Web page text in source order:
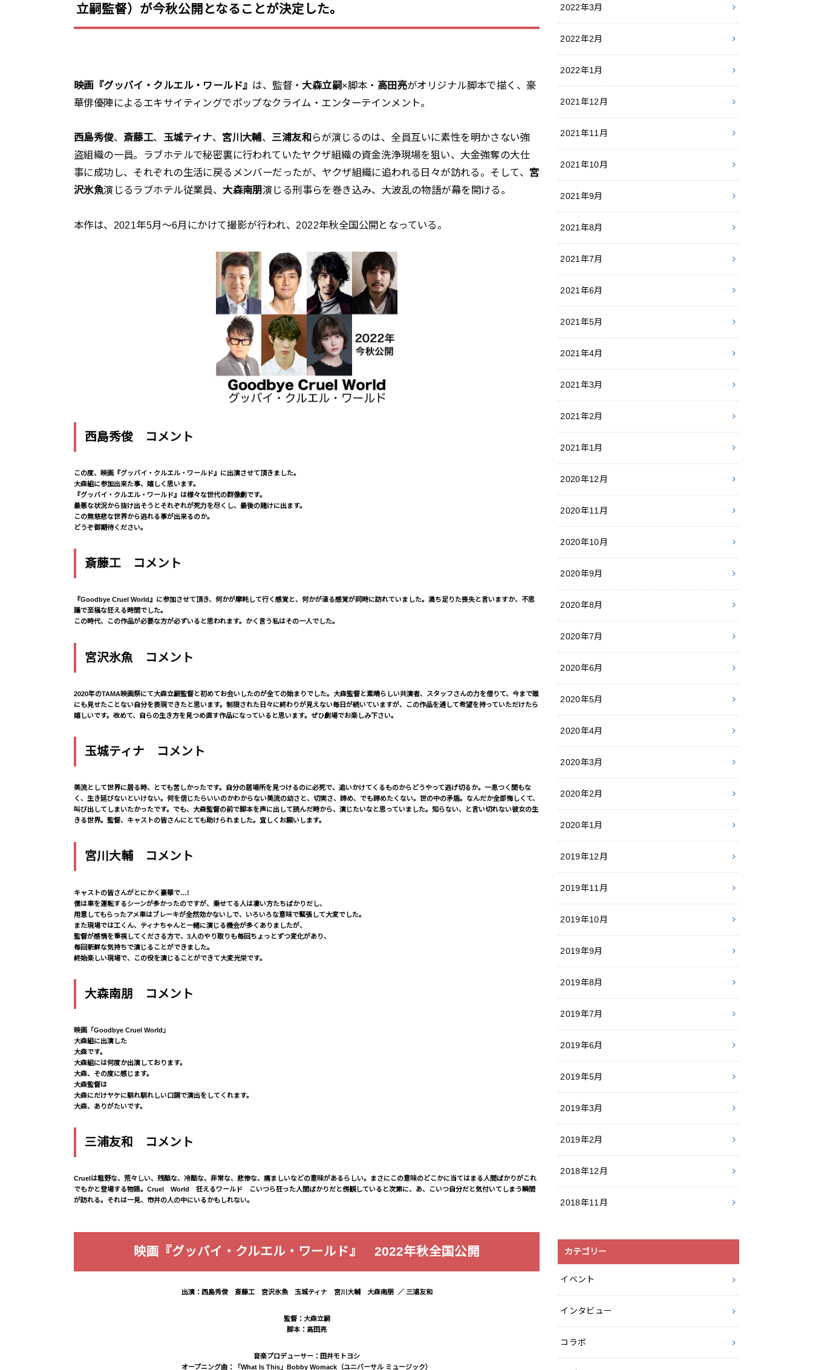
立嗣監督）が今秋公開となることが決定した。
映画『グッバイ・クルエル・ワールド』 は、監督・ 大森立嗣×脚本・ 高田亮がオリジナル脚本で描く、豪
華俳優陣によるエキサイティングでポップなクライム・エンターテインメント。
西島秀俊、 斎藤工、 玉城ティナ、 宮川大輔、 三浦友和 らが演じるのは、全員互いに素性を明かさない強
盗組織の一員。ラブホテルで秘密裏に行われていたヤクザ組織の資金洗浄現場を狙い、大金強奪の大仕
事に成功し、それぞれの生活に戻るメンバーだったが、ヤクザ組織に追われる日々が訪れる。そして、 宮
沢氷魚演じるラブホテル従業員、 大森南朋演じる刑事らを巻き込み、大波乱の物語が幕を開ける。
本作は、2021年5月～6月にかけて撮影が行われ、2022年秋全国公開となっている。
西島秀俊 コメント
この度、映画『グッバイ・クルエル・ワールド』に出演させて頂きました。
大森組に参加出来た事、嬉しく思います。
『グッバイ・クルエル・ワールド』は様々な世代の群像劇です。
最悪な状況から抜け出そうとそれぞれが死力を尽くし、最後の賭けに出ます。
この無慈悲な世界から逃れる事が出来るのか。
どうぞ御期待ください。
斎藤工 コメント
『Goodbye Cruel World』に参加させて頂き、何かが摩耗して行く感覚と、何かが滾る感覚が同時に訪れていました。満ち足りた喪失と言いますか、不思
議で至福な狂える時間でした。
この時代、この作品が必要な方が必ずいると思われます。かく言う私はその一人でした。
宮沢氷魚 コメント
2020年のTAMA映画祭にて大森立嗣監督と初めてお会いしたのが全ての始まりでした。大森監督と素晴らしい共演者、スタッフさんの力を借りて、今まで誰
にも見せたことない自分を表現できたと思います。制限された日々に終わりが見えない毎日が続いていますが、この作品を通して希望を持っていただけたら
嬉しいです。改めて、自らの生き方を見つめ直す作品になっていると思います。ぜひ劇場でお楽しみ下さい。
玉城ティナ コメント
美流として世界に居る時、とても苦しかったです。自分の居場所を見つけるのに必死で、追いかけてくるものからどうやって逃げ切るか。一息つく間もな
く、生き延びないといけない。何を信じたらいいのかわからない美流の幼さと、切実さ、諦め、でも諦めたくない。世の中の矛盾。なんだか全部悔しくて、
叫び出してしまいたかったです。でも、大森監督の前で脚本を声に出して読んだ時から、演じたいなと思っていました。知らない、と言い切れない彼女の生
きる世界。監督、キャストの皆さんにとても助けられました。宜しくお願いします。
宮川大輔 コメント
キャストの皆さんがとにかく豪華で…!
僕は車を運転するシーンが多かったのですが、乗せてる人は凄い方たちばかりだし、
用意してもらったアメ車はブレーキが全然効かないしで、いろいろな意味で緊張して大変でした。
また現場では工くん、ティナちゃんと一緒に演じる機会が多くありましたが、
監督が感情を重視してくださる方で、3人のやり取りも毎回ちょっとずつ変化があり、
毎回新鮮な気持ちで演じることができました。
終始楽しい現場で、この役を演じることができて大変光栄です。
大森南朋 コメント
映画「Goodbye Cruel World」
大森組に出演した
大森です。
大森組には何度か出演しております。
大森、その度に感じます。
大森監督は
大森にだけヤケに馴れ馴れしい口調で演出をしてくれます。
大森、ありがたいです。
三浦友和 コメント
Cruelは粗野な、荒々しい、残酷な、冷酷な、非常な、悲惨な、痛ましいなどの意味があるらしい。まさにこの意味のどこかに当てはまる人間ばかりがこれ
でもかと登場する物語。Cruel World 狂えるワールド こいつら狂った人間ばかりだと傍観していると次第に、あ、こいつ自分だと気付いてしまう瞬間
が訪れる。それは一見、市井の人の中にいるかもしれない。
映画『グッバイ・クルエル・ワールド』 2022年秋全国公開
出演：西島秀俊 斎藤工 宮沢氷魚 玉城ティナ 宮川大輔 大森南朋 ／ 三浦友和
監督：大森立嗣
脚本：高田亮
音楽プロデューサー：田井モトヨシ
オープニング曲：「What Is This」Bobby Womack（ユニバーサル ミュージック）
2022年3月
2022年2月
2022年1月
2021年12月
2021年11月
2021年10月
2021年9月
2021年8月
2021年7月
2021年6月
2021年5月
2021年4月
2021年3月
2021年2月
2021年1月
2020年12月
2020年11月
2020年10月
2020年9月
2020年8月
2020年7月
2020年6月
2020年5月
2020年4月
2020年3月
2020年2月
2020年1月
2019年12月
2019年11月
2019年10月
2019年9月
2019年8月
2019年7月
2019年6月
2019年5月
2019年3月
2019年2月
2018年12月
2018年11月
カテゴリー
イベント
インタビュー
コラボ